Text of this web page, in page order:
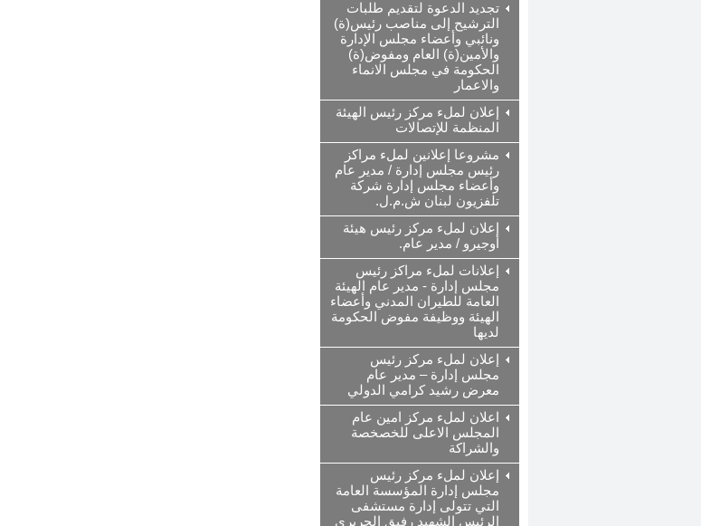
تجديد الدعوة لتقديم طلبات
الترشيح إلى مناصب رئيس(ة)
ونائبي وأعضاء مجلس الإدارة
والأمين(ة) العام ومفوض(ة)
الحكومة في مجلس الانماء
والاعمار
إعلان لملء مركز رئيس الهيئة
المنظمة للإتصالات
مشروعا إعلانين لملء مراكز
رئيس مجلس إدارة / مدير عام
وأعضاء مجلس إدارة شركة
تلفزيون لبنان ش.م.ل.
إعلان لملء مركز رئيس هيئة
أوجيرو / مدير عام.
إعلانات لملء مراكز رئيس
مجلس إدارة - مدير عام الهيئة
العامة للطيران المدني وأعضاء
الهيئة ووظيفة مفوض الحكومة
لديها
إعلان لملء مركز رئيس
مجلس إدارة – مدير عام
معرض رشيد كرامي الدولي
اعلان لملء مركز امين عام
المجلس الاعلى للخصخصة
والشراكة
إعلان لملء مركز رئيس
مجلس إدارة المؤسسة العامة
التي تتولى إدارة مستشفى
الرئيس الشهيد رفيق الحريري